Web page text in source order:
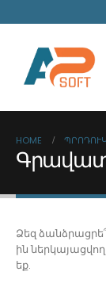
HOME
Ձեզ
ին
եք.